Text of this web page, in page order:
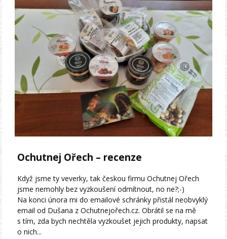
Ochutnej Ořech – recenze
Když jsme ty veverky, tak českou firmu Ochutnej Ořech
jsme nemohly bez vyzkoušení odmítnout, no ne?;-)
Na konci února mi do emailové schránky přistál neobvyklý
email od Dušana z Ochutnejořech.cz. Obrátil se na mě
s tím, zda bych nechtěla vyzkoušet jejich produkty, napsat
o nich...